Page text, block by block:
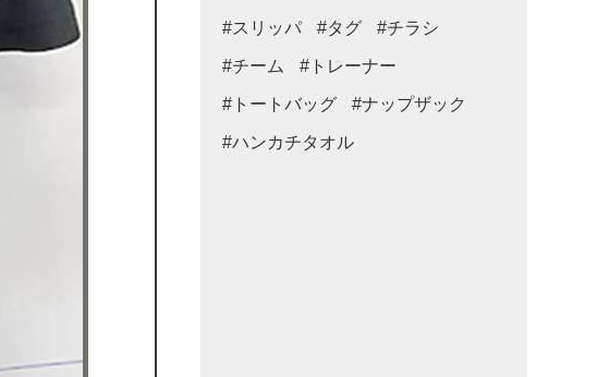
#スリッパ #タグ #チラシ
#チーム #トレーナー
#トートバッグ #ナップザック
#ハンカチタオル